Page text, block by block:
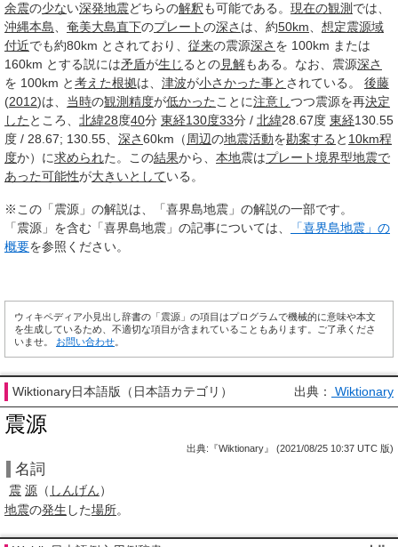
余震の少ない深発地震どちらの解釈も可能である。 現在の観測 では、
沖縄本島
奄美大島直下のプレートの深さ は、約50km 想定震源域
付近でも約80km とされており、 従来の震源深さ を 100km または
160km とする説には矛盾が生じるとの見解もある。なお、震源深さ
を 100km と考えた根拠は、 津波が小さかった事と されている。 後藤
(2012)は、 当時の観測精度が低かった ことに注意しつつ震源を再決定
した ところ、 北緯28度40分 東経130度33分 / 北緯28.67度 東経130.55
度 / 28.67; 130.55、 深さ60km（ 周辺の地震活動を勘案する と 10km程
度か）に求められた。この結果から、 本地震はプレート境界型地震で
あった可能性が大き いとしている。
※この「震源」の解説は、「喜界島地震」の解説の一部です。
「震源」を含む「喜界島地震」の記事については、
「喜界島地震」の
概要を参照ください。
ウィキペディア小見出し辞書の「震源」の項目はプログラムで機械的に意味や本文
を生成しているため、不適切な項目が含まれていることもあります。ご了承くださ
いませ。 お問い合わせ
Wiktionary日本語版（日本語カテゴリ） 出典： Wiktionary
震源
出典:『Wiktionary』 (2021/08/25 10:37 UTC 版)
名詞
震 源 （ しんげん）
地震の発生 した場所。